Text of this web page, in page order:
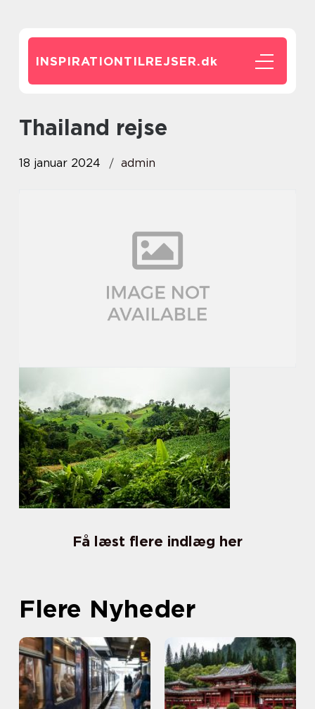
INSPIRATIONTILREJSER.dk
thailand rejse
18 januar 2024 admin
Få læst flere indlæg her
Flere Nyheder